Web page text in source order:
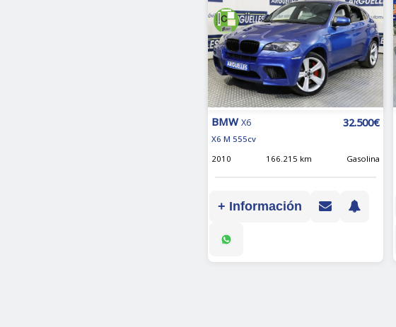
BMW X6 32.500€
X6 M 555cv
2010
166.215 km Gasolina
+ Información